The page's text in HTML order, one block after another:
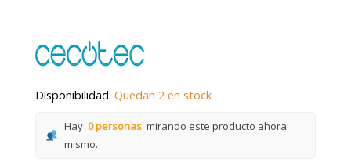
Disponibilidad: Quedan 2 en stock
Hay 0 personas mirando este producto ahora
mismo.